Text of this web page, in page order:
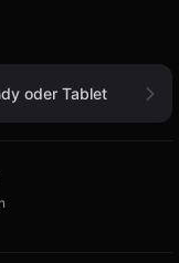
oder Tablet